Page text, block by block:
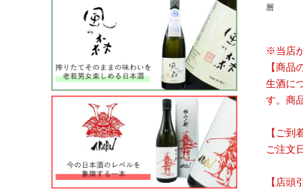
層
※当店
【商品
生酒に
す。商
【ご到
ご注文
【店頭